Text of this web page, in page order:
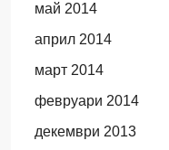
май 2014
април 2014
март 2014
февруари 2014
декември 2013